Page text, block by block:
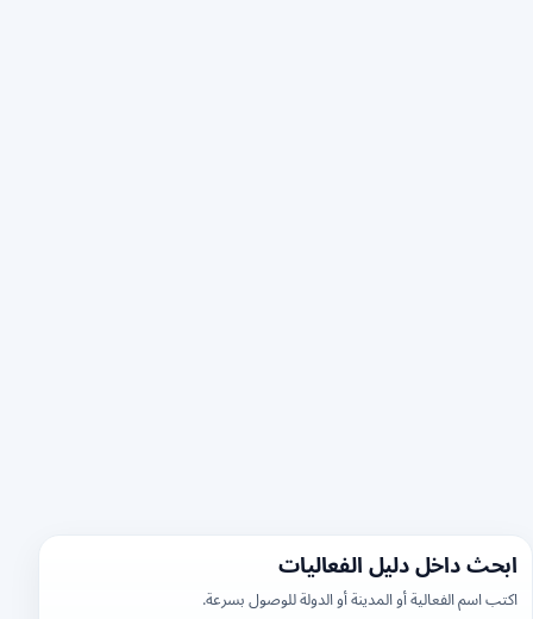
ابحث داخل دليل الفعاليات
اكتب اسم الفعالية أو المدينة أو الدولة للوصول بسرعة.